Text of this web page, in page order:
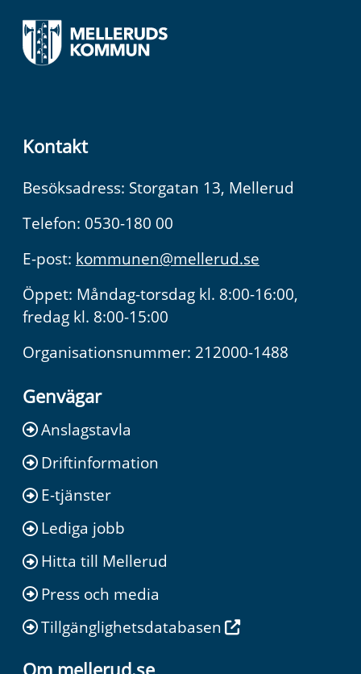
Kontakt
Besöksadress: Storgatan 13, Mellerud
Telefon: 0530-180 00
E-post: kommunen@mellerud.se
Öppet: Måndag-torsdag kl. 8:00-16:00,
fredag kl. 8:00-15:00
Organisationsnummer: 212000-1488
Genvägar
Anslagstavla
Driftinformation
E-tjänster
Lediga jobb
Hitta till Mellerud
Press och media
Tillgänglighetsdatabasen